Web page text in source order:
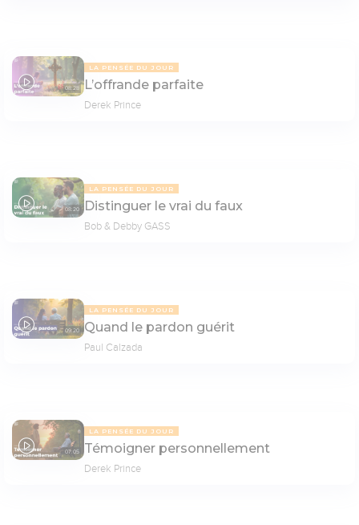
08:28
LA PENSÉE DU JOUR
L’offrande parfaite
Derek Prince
08:20
LA PENSÉE DU JOUR
Distinguer le vrai du faux
Bob & Debby GASS
09:20
LA PENSÉE DU JOUR
Quand le pardon guérit
Paul Calzada
07:05
LA PENSÉE DU JOUR
Témoigner personnellement
Derek Prince